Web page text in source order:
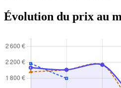
Évolution du prix au